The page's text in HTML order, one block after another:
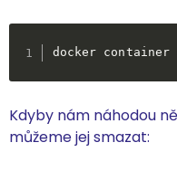
docker container
Kdyby nám náhodou
můžeme jej smazat: